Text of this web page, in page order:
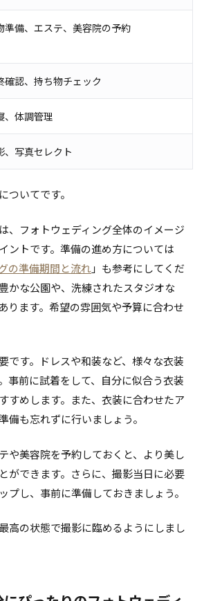
準備、エステ、美容院の予約
確認、持ち物チェック
、体調管理
、写真セレクト
ついてです。
、フォトウェディング全体のイメージ
ントです。準備の進め方については
の準備期間と流れ」も参考にしてくだ
かな公園や、洗練されたスタジオな
ります。希望の雰囲気や予算に合わせ
です。ドレスや和装など、様々な衣装
事前に試着をして、自分に似合う衣装
すめします。また、衣装に合わせたア
備も忘れずに行いましょう。
や美容院を予約しておくと、より美し
ができます。さらに、撮影当日に必要
プし、事前に準備しておきましょう。
高の状態で撮影に臨めるようにしまし